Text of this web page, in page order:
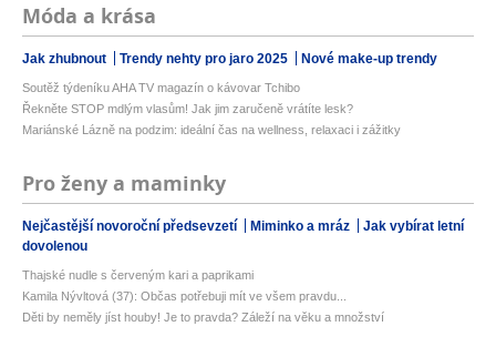
Móda a krása
Jak zhubnout Trendy nehty pro jaro 2025 Nové make-up trendy
Soutěž týdeníku AHA TV magazín o kávovar Tchibo
Řekněte STOP mdlým vlasům! Jak jim zaručeně vrátíte lesk?
Mariánské Lázně na podzim: ideální čas na wellness, relaxaci i zážitky
Pro ženy a maminky
Nejčastější novoroční předsevzetí Miminko a mráz
Jak vybírat letní
dovolenou
Thajské nudle s červeným kari a paprikami
Kamila Nývltová (37): Občas potřebuji mít ve všem pravdu...
Děti by neměly jíst houby! Je to pravda? Záleží na věku a množství